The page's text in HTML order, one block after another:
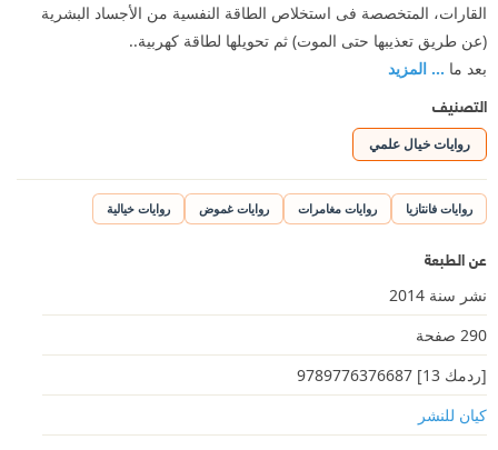
القارات، المتخصصة فى استخلاص الطاقة النفسية من الأجساد البشرية
(عن طريق تعذيبها حتى الموت) ثم تحويلها لطاقة كهربية..
بعد ما ... المزيد
التصنيف
روايات خيال علمي
روايات فانتازيا روايات مغامرات روايات غموض روايات خيالية
عن الطبعة
نشر سنة 2014
290 صفحة
[ردمك 13] 9789776376687
كيان للنشر